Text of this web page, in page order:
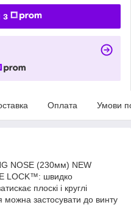
з
Оплата Умови
NOSE (230мм) NEW
LOCK™: швидко
плоскі і круглі
можна застосувати до винту